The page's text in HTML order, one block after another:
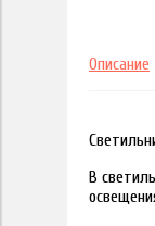
Описание
В